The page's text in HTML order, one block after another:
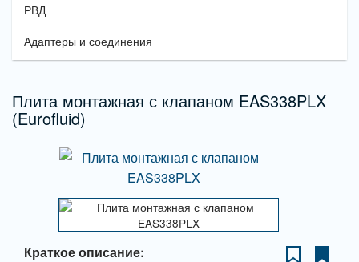
РВД
Адаптеры и соединения
Плита монтажная с клапаном EAS338PLX
(Eurofluid)
Краткое описание: